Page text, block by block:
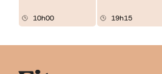
10h00 19h15